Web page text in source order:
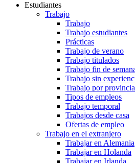
Estudiantes
Trabajo
Trabajo
Trabajo estudiantes
Prácticas
Trabajo de verano
Trabajo titulados
Trabajo fin de
Trabajo sin
Trabajo por provincia
Tipos de empleos
Trabajo temporal
Trabajos desde casa
Ofertas de empleo
Trabajo en el extranjero
Trabajar en Alemania
Trabajar en Holanda
Trabajar en Irlanda